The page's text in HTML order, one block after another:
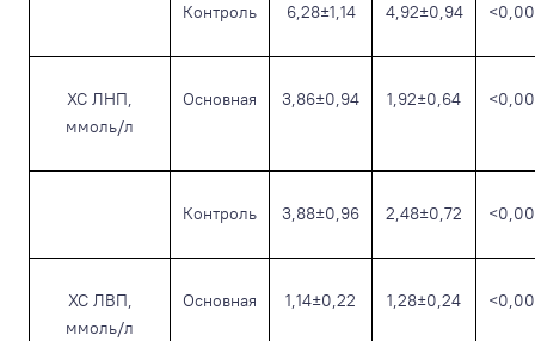
Контроль 6,28±1,14 4,92±0,94
ХС ЛНП,
ммоль/л
Основная 3,86±0,94 1,92±0,64
Контроль 3,88±0,96 2,48±0,72
ХС ЛВП,
ммоль/л
Основная 1,14±0,22 1,28±0,24